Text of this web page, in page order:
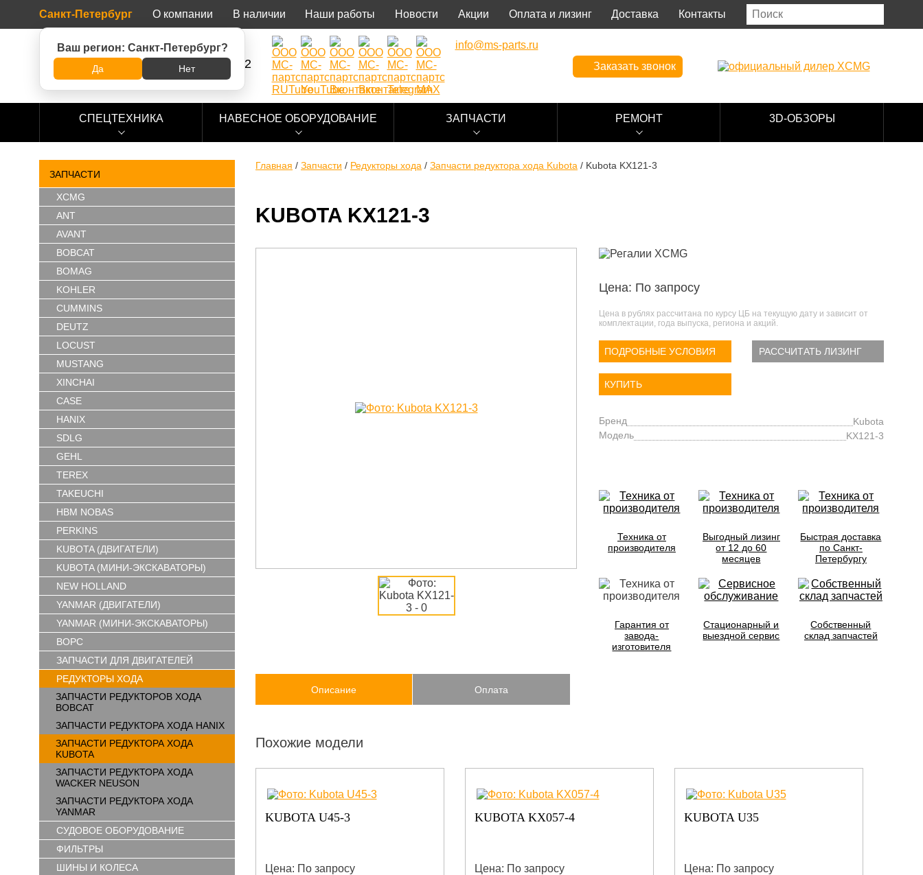
Санкт-Петербург
Ваш регион: Санкт-Петербург?
Да Нет
О компании В наличии Наши работы Новости Акции Оплата и лизинг Доставка Контакты
8 (800) 500-73-92
info@ms-parts.ru
Заказать звонок
СПЕЦТЕХНИКА НАВЕСНОЕ ОБОРУДОВАНИЕ ЗАПЧАСТИ РЕМОНТ 3D-ОБЗОРЫ
ЗАПЧАСТИ
XCMG
ANT
AVANT
BOBCAT
BOMAG
KOHLER
CUMMINS
DEUTZ
LOCUST
MUSTANG
XINCHAI
CASE
HANIX
SDLG
GEHL
TEREX
TAKEUCHI
HBM NOBAS
PERKINS
KUBOTA (ДВИГАТЕЛИ)
KUBOTA (МИНИ-ЭКСКАВАТОРЫ)
NEW HOLLAND
YANMAR (ДВИГАТЕЛИ)
YANMAR (МИНИ-ЭКСКАВАТОРЫ)
ВОРС
ЗАПЧАСТИ ДЛЯ ДВИГАТЕЛЕЙ
РЕДУКТОРЫ ХОДА
ЗАПЧАСТИ РЕДУКТОРОВ ХОДА
BOBCAT
ЗАПЧАСТИ РЕДУКТОРА ХОДА HANIX
ЗАПЧАСТИ РЕДУКТОРА ХОДА
KUBOTA
ЗАПЧАСТИ РЕДУКТОРА ХОДА
WACKER NEUSON
ЗАПЧАСТИ РЕДУКТОРА ХОДА
YANMAR
СУДОВОЕ ОБОРУДОВАНИЕ
ФИЛЬТРЫ
ШИНЫ И КОЛЕСА
Главная / Запчасти / Редукторы хода / Запчасти редуктора хода Kubota / Kubota KX121-3
KUBOTA KX121-3
Цена: По запросу
Цена в рублях рассчитана по курсу ЦБ на текущую дату и зависит от
комплектации, года выпуска, региона и акций.
ПОДРОБНЫЕ УСЛОВИЯ РАССЧИТАТЬ ЛИЗИНГ
КУПИТЬ
Бренд
Kubota
Модель
KX121-3
Техника от
производителя
Выгодный лизинг
от 12 до 60
месяцев
Быстрая доставка
по Санкт-
Петербургу
Гарантия от
завода-
изготовителя
Стационарный и
выездной сервис
Собственный
склад запчастей
Описание Оплата
Похожие модели
KUBOTA U48-4
Цена: По запросу
KUBOTA U45-3
Цена: По запросу
KUBOTA KX057-4
Цена: По запросу
KUBOTA U35
Цена: По запросу